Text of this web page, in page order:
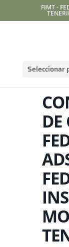
FIMT -
Seleccionar
DE